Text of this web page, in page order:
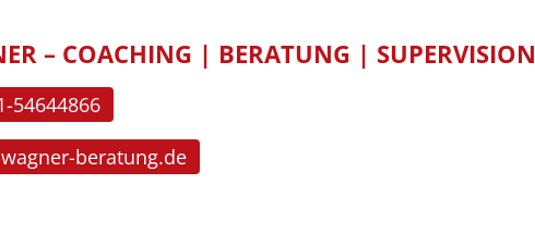
– COACHING | BERATUNG | SUPERVISION
54644866
beratung.de